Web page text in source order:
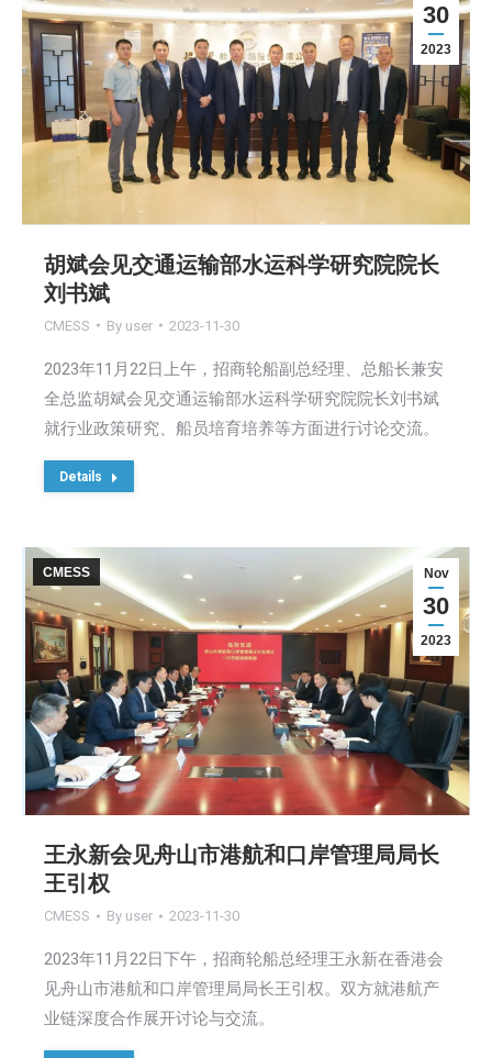
30
2023
胡斌会见交通运输部水运科学研究院院长
刘书斌
CMESS By user 2023-11-30
2023年11月22日上午，招商轮船副总经理、总船长兼安
全总监胡斌会见交通运输部水运科学研究院院长刘书斌
就行业政策研究、船员培育培养等方面进行讨论交流。
Details
Nov
30
2023
CMESS
王永新会见舟山市港航和口岸管理局局长
王引权
CMESS By user 2023-11-30
2023年11月22日下午，招商轮船总经理王永新在香港会
见舟山市港航和口岸管理局局长王引权。双方就港航产
业链深度合作展开讨论与交流。